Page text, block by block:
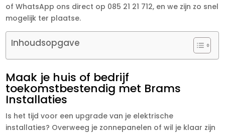
of WhatsApp ons direct op 085 21 21 712, en we zijn zo snel
mogelijk ter plaatse.
Inhoudsopgave
Maak je huis of bedrijf
toekomstbestendig met Brams
Installaties
Is het tijd voor een upgrade van je elektrische
installaties? Overweeg je zonnepanelen of wil je klaar zijn